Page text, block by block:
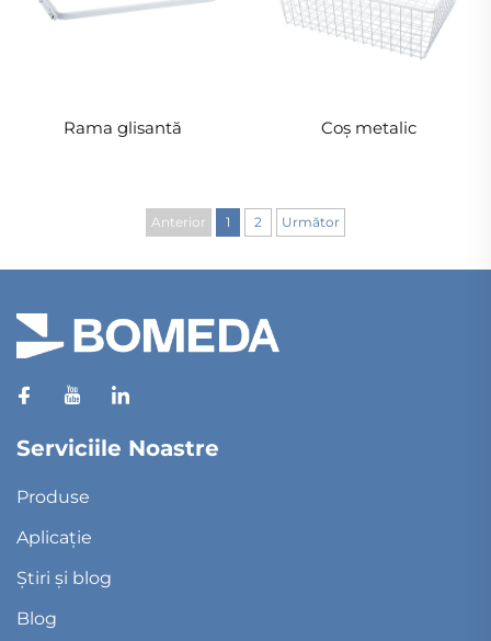
Rama glisantă Coș metalic
Anterior 1 2 Următor
Serviciile Noastre
Produse
Aplicație
Știri și blog
Blog